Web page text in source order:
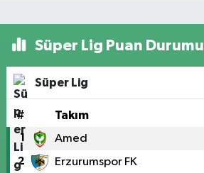
Süper Lig Puan Durumu
Süper Lig
# Takım
1 Amed
2 Erzurumspor FK